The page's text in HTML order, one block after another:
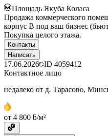
Площадь Якуба Коласа
Продажа коммерческого
корпус B под ваш бизнес
Покупка целого этажа.
Контакты
Написать
17.06.2026 ID 4059412
Контактное лицо
недалеко от д. Тарасово,
от 4 800 ƃ/м²